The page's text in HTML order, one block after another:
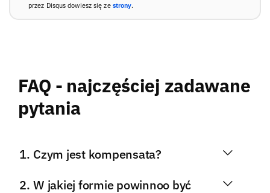
przez Disqus dowiesz się ze strony.
FAQ - najczęściej zadawane
pytania
Czym jest kompensata?
W jakiej formie powinnoo być